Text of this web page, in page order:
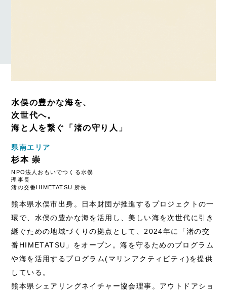
水俣の豊かな海を、
次世代へ。
海と人を繋ぐ「渚の守り人」
県南エリア
杉本 崇
NPO法人おもいでつくる水俣
理事長
渚の交番HIMETATSU 所長
熊本県水俣市出身。日本財団が推進するプロジェクトの一
環で、水俣の豊かな海を活用し、美しい海を次世代に引き
継ぐための地域づくりの拠点として、2024年に「渚の交
番HIMETATSU」をオープン。海を守るためのプログラム
や海を活用するプログラム(マリンアクティビティ)を提供
している。
熊本県シェアリングネイチャー協会理事。アウトドアショ